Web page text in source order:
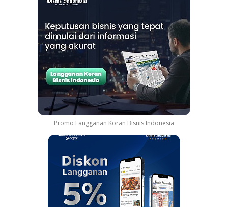
Promo Langganan Koran Bisnis Indonesia